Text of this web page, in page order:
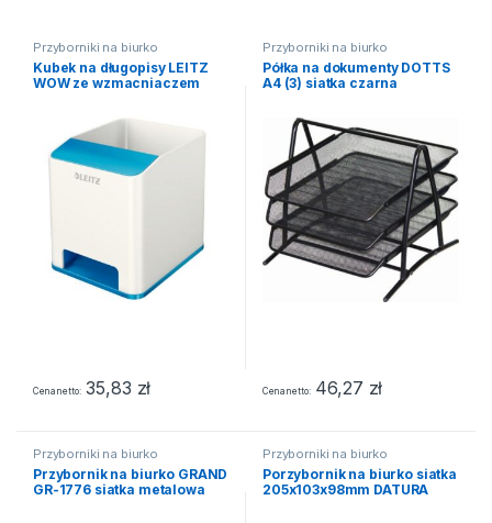
Przyborniki na biurko
Kubek na długopisy LEITZ
WOW ze wzmacniaczem
Cena netto 35,83 zł
Przyborniki na biurko
Półka na dokumenty DOTTS
A4 (3) siatka czarna
Cena netto 46,27 zł
Przyborniki na biurko
Przybornik na biurko GRAND
GR-1776 siatka metalowa
Przyborniki na biurko
Porzybornik na biurko siatka
205x103x98mm DATURA